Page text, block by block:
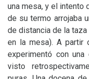
una mesa, y el intento
de su termo arrojaba
de distancia de la
en la mesa). A partir
experimentó con
visto